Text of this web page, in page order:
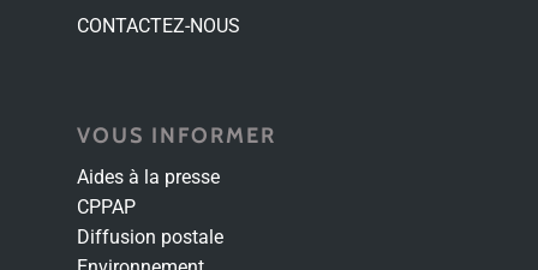
CONTACTEZ-NOUS
VOUS INFORMER
Aides à la presse
CPPAP
Diffusion postale